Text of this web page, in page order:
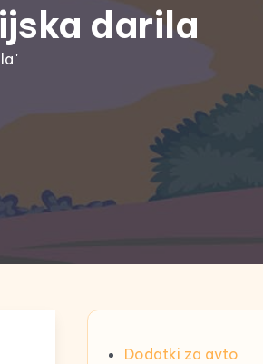
darila
Dodatki za avto